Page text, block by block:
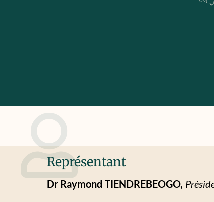
Représentant
Dr Raymond TIENDREBEOGO,